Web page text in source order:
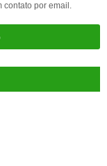
contato por email.